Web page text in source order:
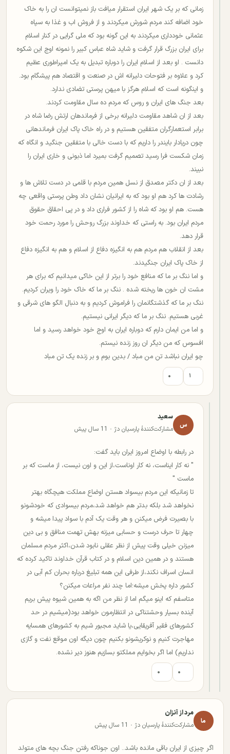
زمانی که بر یک شهر ایران استقرار میافت باز نمیتوانست ان را به خاک
خود اضافه کند مردم شورش میکردند و از فروش اب و غذا به سپاه
عثمانی خودداری میکردند به این گونه بود که ملی گرایی در کنار اسلام
برای ایران بزرگ قرار گرفت و شاید شاه عباس کبیر را نمونه اوج این شکوه
دانست . او بعد از اسلام ایران را دوباره تبدیل به یک امپراطوری عظیم
کرد و علاوه بر فتوحات دلیرانه اش در صنعت و اقتصاد هم پیشگام بود.
و اینگونه است که اسلام هرگز با میهن پرستی تضادی ندارد.
بعد جنگ های ایران و روس که مردم ده سال مقاومت کردند.
بعد از ان شاهد مقاومت دلیرانه برخی از فرماندهان ارتش رضا شاه در
برابر استعمارگران متفقین هستیم و در راه خاک پاک ایران فرماندهانی
چون دریادار بایندر را داریم که با دست خالی با متفقین جنگید و انگاه که
زمان شکست فرا رسید تصمیم گرفت بمیرد اما ذبونی و خاری ایران را
نبیند.
بعد از ان دکتر مصدق از نسل همین مردم با قلمی در دست تلاش ها و
رشادت ها کرد هم او بود که به ایرانیان نشان داد وطن پرستی واقعی چه
هست. هم او بود که شاه را از کشور فراری داد و در پی احقاق حقوق
مردم ایران بود. به راستی که خداوند بزرگ روحش را مورد رحمت خود
قرار دهد.
بعد از انقلاب هم مردم هم به انگیزه دفاع از اسلام و هم به انگیزه دفاع
از خاک پاک ایران جنگیدند.
و اما ننگ بر ما که منافع خود را برتر از این خاکی میدانیم که برای هر
مشت ان خون ها ریخته شده . ننگ بر ما که خاک خود را ویران کردیم.
ننگ بر ما که گذشتگانمان را فراموش کردیم و به دنبال الگو های شرقی و
غربی هستیم. ننگ بر ما که دیگر ایرانی نیستیم.
و اما من ایمان دارم که دوباره ایران به اوج خود خواهد رسید و اما
افسوس که من دیگر ان روز زنده نیستم.
چو ایران نباشد تن من مباد / بدین بوم و بر زنده یک تن مباد
۱ ۰
س
سعید
مشارکت‌کنندهٔ پارسیان دژ · 11 سال پیش
در رابطه با اوضاع امروز ایران باید گفت:
" نه کار ایناست، نه کار اوناست،از این و اون نیست، از ماست که بر
ماست "
تا زمانیکه این مردم بیسواد هستن اوضاع مملکت هیچگاه بهتر
نخواهد شد بلکه بدتر هم خواهد شد،مردم بیسوادی که خودشونو
با بصیرت فرض میکنن و هر وقت یک آدم با سواد پیدا میشه و
چهار تا حرف درست و حسابی میزنه بهش تهمت منافق و بی دین
میزنن خیلی وقت پیش از نظر عقلی نابود شدن،اکثر مردم مسلمان
هستند و در همین دین اسلام و در کتاب قرآن خداوند تاکید کرده که
انسان اسراف نکند،از طرفی این همه تبلیغ درباره بحران کم آبی در
کشور داره پخش میشه؛اما چند نفر مراعات میکنن؟
متاسفم که اینو میگم اما از نظر من اگه به همین شیوه پیش بریم
آینده بسیار وحشتناکی در انتظارمون خواهد بود(میشیم در حد
کشورهای فقیر آفریقایی،یا شاید مجبور شیم به کشورهای همسایه
مهاجرت کنیم و نوکریشونو بکنیم چون دیگه اون موقع نفت و گازی
نداریم) اما اگر بخوایم مملکتو بسازیم هنوز دیر نشده.
۰ ۰
ما
مرد از آنزان
مشارکت‌کنندهٔ پارسیان دژ · 11 سال پیش
اگر چیزی از ایران باقی مانده باشد.. اون جوناکه رفتن جنگ بچه های متولد